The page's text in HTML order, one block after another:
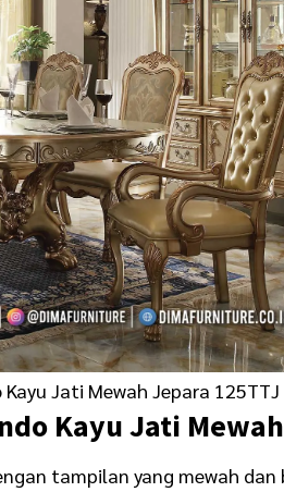
Jati Mewah Jepara 125TTJ
Kayu Jati
tampilan yang mewah dan